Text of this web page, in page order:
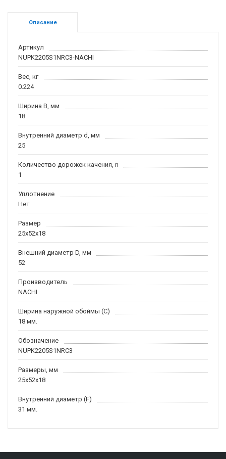
Описание
Артикул
NUPK2205S1NRC3-NACHI
Вес, кг
0.224
Ширина B, мм
18
Внутренний диаметр d, мм
25
Количество дорожек качения, n
1
Уплотнение
Нет
Размер
25x52x18
Внешний диаметр D, мм
52
Производитель
NACHI
Ширина наружной обоймы (C)
18 мм.
Обозначение
NUPK2205S1NRC3
Размеры, мм
25x52x18
Внутренний диаметр (F)
31 мм.